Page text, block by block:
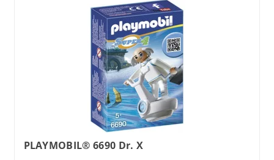
PLAYMOBIL® 6690 Dr. X